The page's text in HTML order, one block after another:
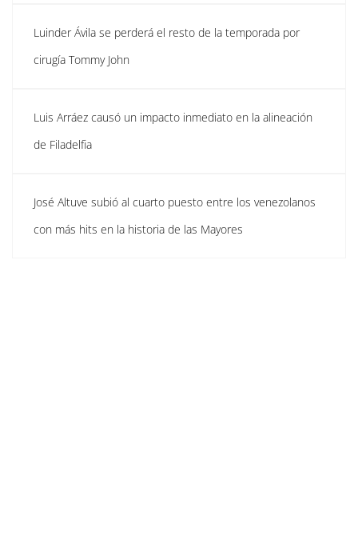
Luinder Ávila se perderá el resto de la temporada por
cirugía Tommy John
Luis Arráez causó un impacto inmediato en la alineación
de Filadelfia
José Altuve subió al cuarto puesto entre los venezolanos
con más hits en la historia de las Mayores